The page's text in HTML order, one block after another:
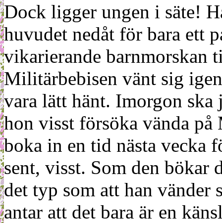
Dock ligger ungen i säte!
huvudet nedåt för bara ett
vikarierande barnmorskan
Militärbebisen vänt sig
vara lätt hänt. Imorgon
hon visst försöka vända
boka in en tid nästa vecka
sent, visst. Som den bökar
det typ som att han vänder
antar att det bara är en